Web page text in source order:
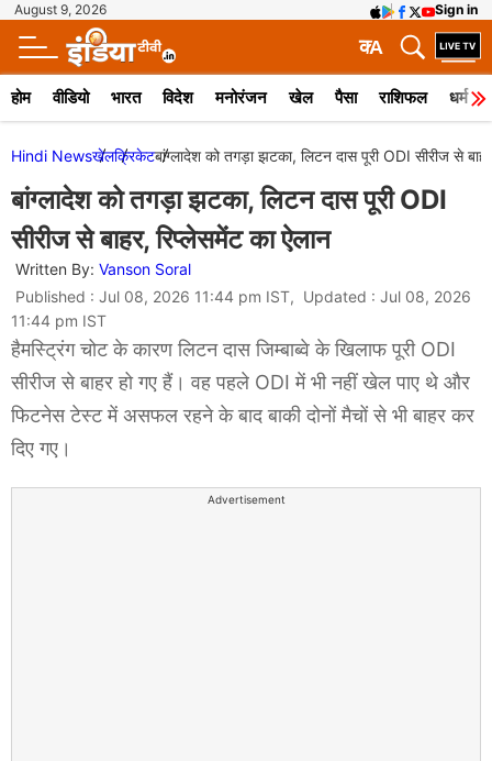
August 9, 2026 Sign in
A
क
होम वीडियो भारत विदेश मनोरंजन खेल पैसा राशिफल धर्म
Hindi Newsखेलक्रिकेटबांग्लादेश को तगड़ा झटका, लिटन दास पूरी ODI सीरीज से
बांग्लादेश को तगड़ा झटका, लिटन दास पूरी ODI
सीरीज से बाहर, रिप्लेसमेंट का ऐलान
Written By: Vanson Soral
Published : Jul 08, 2026 11:44 pm IST, Updated : Jul 08, 2026
11:44 pm IST
हैमस्ट्रिंग चोट के कारण लिटन दास जिम्बाब्वे के खिलाफ पूरी ODI
सीरीज से बाहर हो गए हैं। वह पहले ODI में भी नहीं खेल पाए थे और
फिटनेस टेस्ट में असफल रहने के बाद बाकी दोनों मैचों से भी बाहर कर
दिए गए।
Advertisement